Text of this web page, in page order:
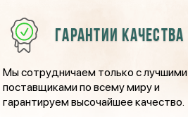
Гарантии качества
Мы сотрудничаем только с лучшими
поставщиками по всему миру и
гарантируем высочайшее качество.